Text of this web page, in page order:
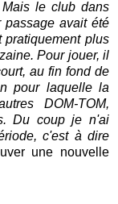
le club dans
avait été
plus
Pour jouer, il
au fin fond de
pour laquelle la
DOM-TOM,
Du coup je n'ai
c'est à dire
une nouvelle